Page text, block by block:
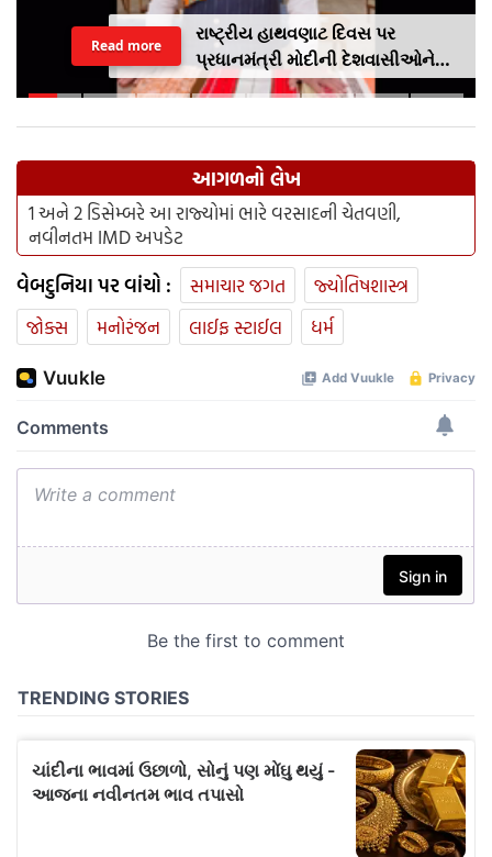
રાષ્ટ્રીય હાથવણાટ દિવસ પર
પ્રધાનમંત્રી મોદીની દેશવાસીઓને
અપીલૢ સ્થાનિક કપડાં પહેરો,
Read more
આગળનો લેખ
1 અને 2 ડિસેમ્બરે આ રાજ્યોમાં ભારે વરસાદની ચેતવણી,
નવીનતમ IMD અપડેટ
વેબદુનિયા પર વાંચો : સમાચાર જગત
જ્યોતિષશાસ્ત્ર
જોક્સ
મનોરંજન લાઈફ સ્ટાઈલ ધર્મ